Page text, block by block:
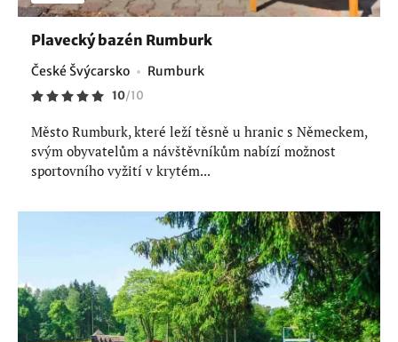
Plavecký bazén Rumburk
České Švýcarsko Rumburk
10/10
Město Rumburk, které leží těsně u hranic s Německem,
svým obyvatelům a návštěvníkům nabízí možnost
sportovního vyžití v krytém...